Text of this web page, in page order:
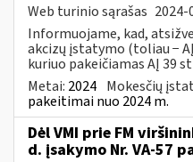
Web turinio sąrašas 2024-
Informuojame, kad,
akcizų įstatymo (toliau −
kuriuo pakeičiamas AĮ 39
Metai: 2024 Mokesčių
pakeitimai nuo 2024 m.
Dėl VMI prie FM
d. įsakymo Nr. VA-57